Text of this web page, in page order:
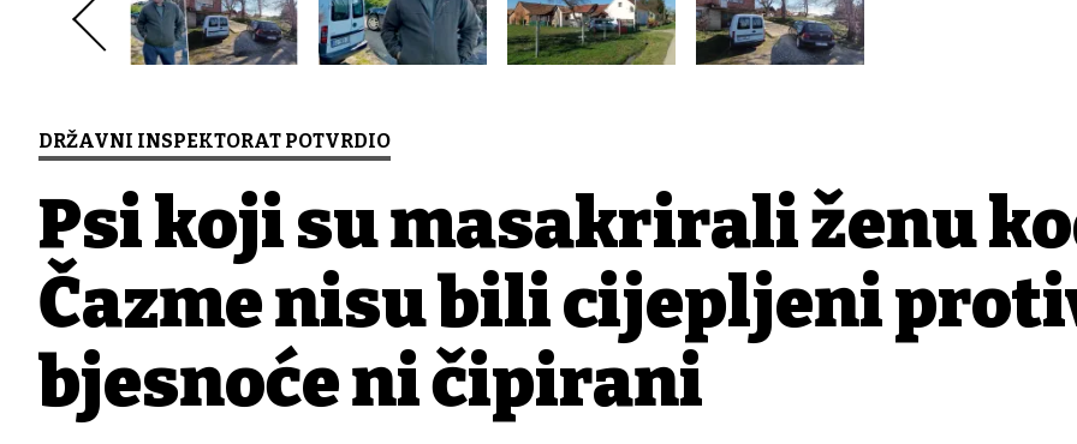
DRŽAVNI INSPEKTORAT POTVRDIO
Psi koji su masakrirali ženu
Čazme nisu bili cijepljeni
bjesnoće ni čipirani